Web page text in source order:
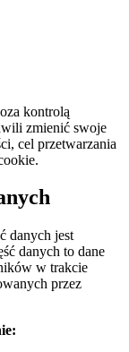
kontrolą
zmienić swoje
cel przetwarzania
danych jest
danych to dane
w trakcie
przez